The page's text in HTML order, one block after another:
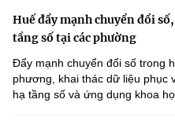
Huế đẩy mạnh chuyển đổi
tầng số tại các phường
Đẩy mạnh chuyển đổi số trong
phương, khai thác dữ liệu phục
hạ tầng số và ứng dụng khoa